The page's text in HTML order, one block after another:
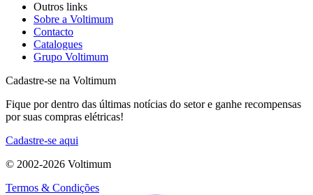
Outros links
Sobre a Voltimum
Contacto
Catalogues
Grupo Voltimum
Cadastre-se na Voltimum
Fique por dentro das últimas notícias do setor e ganhe recompensas
por suas compras elétricas!
Cadastre-se aqui
© 2002-2026 Voltimum
Termos & Condições